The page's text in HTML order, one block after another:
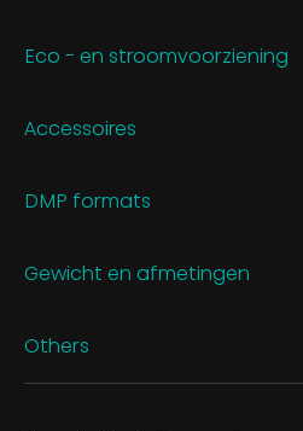
Eco - en stroomvoorziening
Accessoires
DMP formats
Gewicht en afmetingen
Others